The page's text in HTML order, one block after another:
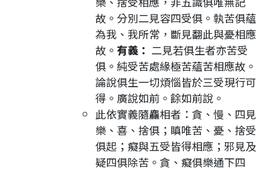
故。分別二見容四受俱。執苦俱蘊
為我、我所常，斷見翻此與憂相應
故。 有義： 二見若俱生者亦苦受
俱。純受苦處緣極苦蘊苦相應故。
論說俱生一切煩惱皆於三受現行可
得。廣說如前。餘如前說。
此依實義隨麤相者：貪、慢、四見
樂、喜、捨俱；瞋唯苦、憂、捨受
俱起；癡與五受皆得相應；邪見及
疑四俱除苦。貪、癡俱樂通下四